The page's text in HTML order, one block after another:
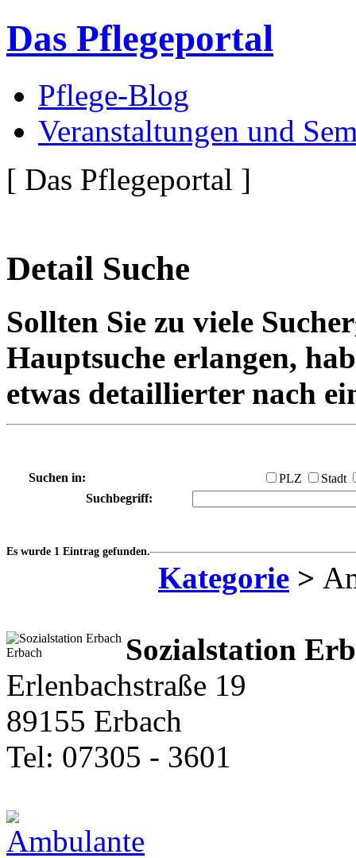
Das Pflegeportal
Pflege-Blog
Veranstaltungen und
[ Das Pflegeportal ]
Detail Suche
Sollten Sie zu viele
Hauptsuche erlangen,
etwas detaillierter nach
Suchen in: PLZ
Stadt
Suchbegriff:
Es wurde 1 Eintrag gefunden.
Kategorie >
Sozialstation
Erlenbachstraße 19
89155 Erbach
Tel: 07305 - 3601